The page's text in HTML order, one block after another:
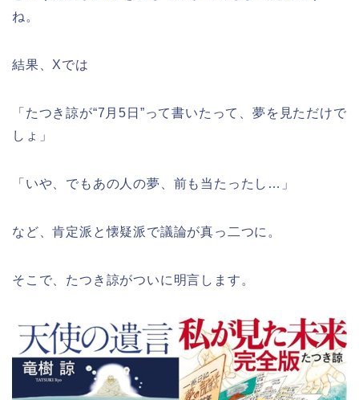
ね。
結果、Xでは
「たつき諒が“7月5日”って書いたって、夢を見ただけで
しょ」
「いや、でもあの人の夢、前も当たったし…」
など、肯定派と懐疑派で議論が真っ二つに。
そこで、たつき諒がついに明言します。